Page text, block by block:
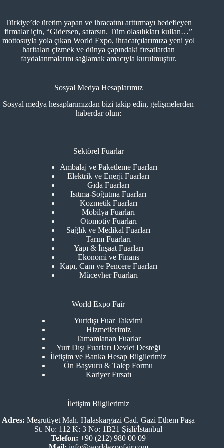
Türkiye’de üretim yapan ve ihracatını arttırmayı hedefleyen
firmalar için, “Gidersen, satarsın. Tüm olasılıkları kullan…”
mottosuyla yola çıkan World Expo, ihracatçılarımıza yeni yol
haritaları çizmek ve dünya çapındaki fırsatlardan
faydalanmalarını sağlamak amacıyla kurulmuştur.
Sosyal Medya Hesaplarımız
Sosyal medya hesaplarımızdan bizi takip edin, gelişmelerden
haberdar olun:
Sektörel Fuarlar
Ambalaj ve Paketleme Fuarları
Elektrik ve Enerji Fuarları
Gıda Fuarları
Isıtma-Soğutma Fuarları
Kozmetik Fuarları
Mobilya Fuarları
Otomotiv Fuarları
Sağlık ve Medikal Fuarları
Tarım Fuarları
Yapı & İnşaat Fuarları
Ekonomi ve Finans
Kapı, Cam ve Pencere Fuarları
Mücevher Fuarları
World Expo Fair
Yurtdışı Fuar Takvimi
Hizmetlerimiz
Tamamlanan Fuarlar
Yurt Dışı Fuarları Devlet Desteği
İletişim ve Banka Hesap Bilgilerimiz
Ön Başvuru & Talep Formu
Kariyer Fırsatı
İletişim Bilgilerimiz
Adres: Meşrutiyet Mah. Halaskargazi Cad. Gazi Ethem Paşa
St. No: 112 K: 3 No: 1B21 Şişli/İstanbul
Telefon: +90 (212) 980 00 09